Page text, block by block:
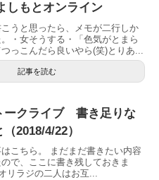
もとオンライン
うと思ったら、メモが二行しか
・女そうする・「色気がとまら
っこんだら良いやら(笑)とりあ...
記事を読む
ークライブ 書き足りな
2018/4/22）
こちら。 まだまだ書きたい内容
で、ここに書き残しておきま
リラジの二人はお互...